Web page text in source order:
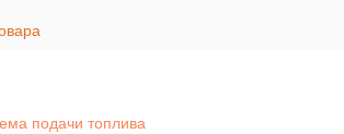
подачи топлива